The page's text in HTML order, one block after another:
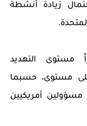
زيادة أنشطة
مستوى التهديد
مستوى، حسبما
أمريكيين